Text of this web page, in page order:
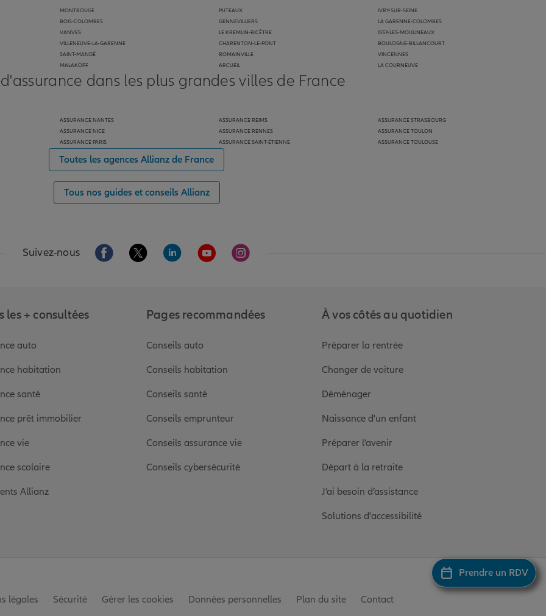
Prendre un RDV
MONTROUGE
BOIS-COLOMBES
VANVES
VILLENEUVE-LA-GARENNE
SAINT-MANDÉ
MALAKOFF
PUTEAUX
GENNEVILLIERS
LE KREMLIN-BICÊTRE
CHARENTON-LE-PONT
ROMAINVILLE
ARCUEIL
IVRY-SUR-SEINE
LA GARENNE-COLOMBES
ISSY-LES-MOULINEAUX
BOULOGNE-BILLANCOURT
VINCENNES
LA COURNEUVE
dans les plus grandes villes de France
ASSURANCE NANTES
ASSURANCE NICE
ASSURANCE PARIS
ASSURANCE REIMS
ASSURANCE RENNES
ASSURANCE SAINT-ÉTIENNE
ASSURANCE STRASBOURG
ASSURANCE TOULON
ASSURANCE TOULOUSE
Toutes les agences Allianz de France
Tous nos guides et conseils Allianz
Suivez-nous Aller sur la page Facebook de Allianz
Aller sur la page Twitter de Allianz
Aller sur la page Linkedin de Allianz
Aller sur la page Youtube de Allianz
Aller sur la page Instagram de Allianz
les + consultées
auto
habitation
santé
prêt immobilier
vie
scolaire
Allianz
Pages recommandées
Conseils auto
Conseils habitation
Conseils santé
Conseils emprunteur
Conseils assurance vie
Conseils cybersécurité
À vos côtés au quotidien
Préparer la rentrée
Changer de voiture
Déménager
Naissance d'un enfant
Préparer l’avenir
Départ à la retraite
J’ai besoin d’assistance
Solutions d'accessibilité
légales Sécurité Gérer les cookies Données personnelles Plan du site Contact